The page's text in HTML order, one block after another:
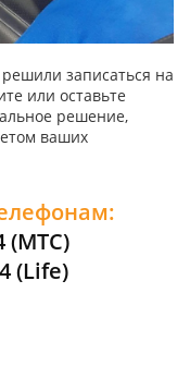
записаться на
или оставьте
решение,
ваших
(МТС)
(Life)